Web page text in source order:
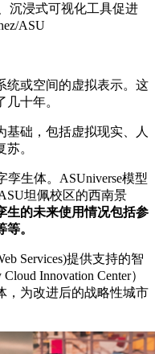
沉浸式可视化工具促进
ASU
统或空间的虚拟表示。这
十年。
础，包括虚拟现实、人
。
生体。ASUniverse模型
坦佩校区的西南景
生的未来使用情况包括参
。
Services)提供支持的智
Innovation Center）
，为改进后的战略性城市